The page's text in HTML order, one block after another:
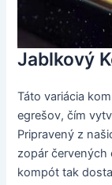
Jablkový
Táto variácia
egrešov, čím
Pripravený z
zopár červených
kompót tak